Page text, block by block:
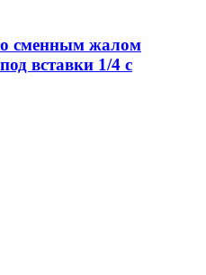
сменным жалом
вставки 1/4 с